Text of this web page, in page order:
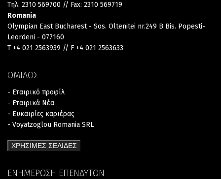
Τηλ: 2310 569700 // Fax: 2310 569719
Romania
Olympian East Bucharest - Sos. Oltenitei nr.249 B Bis. Popesti-
Leordeni - 077160
T +4 021 2563939 // F +4 021 2563633
ΟΜΙΛΟΣ
- Εταιρικό προφίλ
- Εταιρικά Νέα
- Ευκαιρίες καριέρας
- Voyatzoglou Romania SRL
ΧΡΗΣΙΜΕΣ ΣΕΛΙΔΕΣ
ΕΝΗΜΕΡΩΣΗ ΕΠΕΝΔΥΤΩΝ